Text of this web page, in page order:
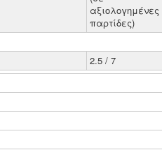
αξιολογημένες
παρτίδες)
2.5 / 7